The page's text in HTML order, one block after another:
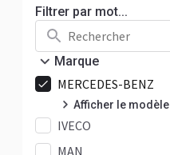
Filtrer par mot...
Marque
MERCEDES-BENZ
Afficher le modèle
Actros
Antos
IVECO
MAN